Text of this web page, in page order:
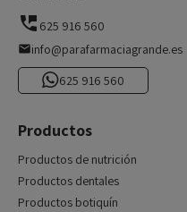
625 916 560
info@parafarmaciagrande.es
625 916 560
Productos
Productos de nutrición
Productos dentales
Productos botiquín